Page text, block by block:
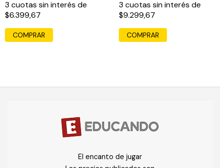
3 cuotas sin interés de
$6.399,67
COMPRAR
3 cuotas sin interés de
$9.299,67
El encanto de jugar